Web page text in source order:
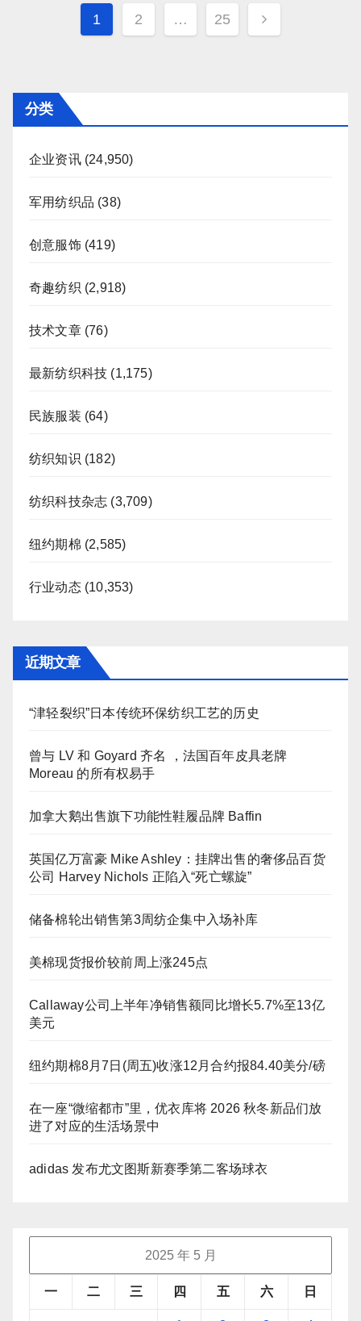
文
章
1 2 … 25
分类
企业资讯(24,950)
军用纺织品 (38)
创意服饰(419)
奇趣纺织 (2,918)
技术文章(76)
最新纺织科技 (1,175)
民族服装 (64)
纺织知识 (182)
纺织科技杂志 (3,709)
纽约期棉 (2,585)
行业动态(10,353)
近期文章
“津轻裂织”日本传统环保纺织工艺的历史
曾与 LV 和 Goyard 齐名 ，法国百年皮具老牌
Moreau 的所有权易手
加拿大鹅出售旗下功能性鞋履品牌 Baffin
英国亿万富豪 Mike Ashley：挂牌出售的奢侈品百货
公司 Harvey Nichols 正陷入“死亡螺旋”
储备棉轮出销售第3周纺企集中入场补库
美棉现货报价较前周上涨245点
Callaway公司上半年净销售额同比增长5.7%至13亿
美元
纽约期棉8月7日(周五)收涨12月合约报84.40美分/磅
在一座“微缩都市”里，优衣库将 2026 秋冬新品们放
进了对应的生活场景中
adidas 发布尤文图斯新赛季第二客场球衣
2025 年 5 月
一 二 三 四 五 六 日